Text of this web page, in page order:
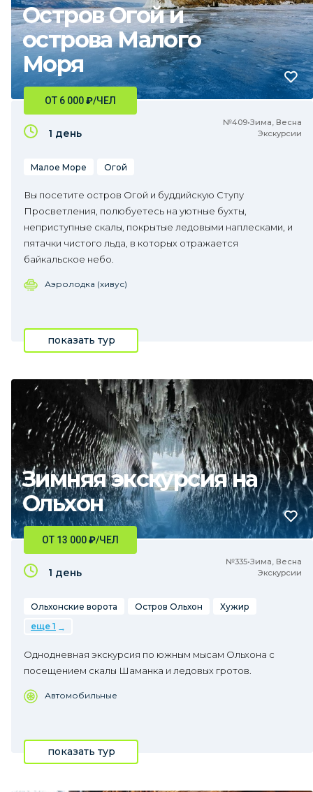
Остров Огой и
острова Малого
Моря
№409•Зима, Весна
Экскурсии
ОТ 6 000₽/ЧЕЛ
1 день
Малое Море Огой
Вы посетите остров Огой и буддийскую Ступу
Просветления, полюбуетесь на уютные бухты,
неприступные скалы, покрытые ледовыми наплесками, и
пятачки чистого льда, в которых отражается
байкальское небо.
Аэролодка (хивус)
показать тур
Зимняя экскурсия на
Ольхон
№335•Зима, Весна
Экскурсии
ОТ 13 000₽/ЧЕЛ
1 день
Ольхонские ворота Остров Ольхон
Хужир
еще 1
Однодневная экскурсия по южным мысам Ольхона с
посещением скалы Шаманка и ледовых гротов.
Автомобильные
показать тур